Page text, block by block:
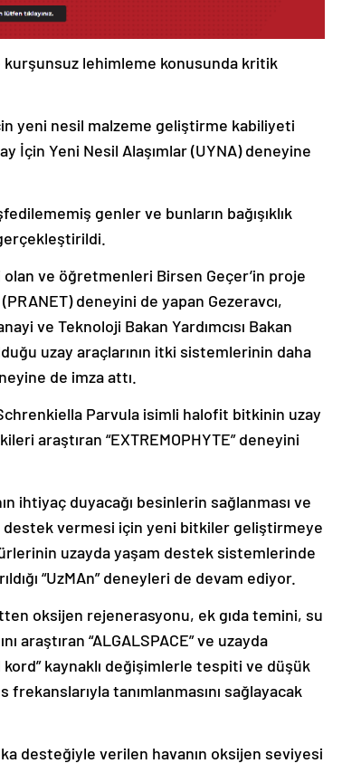
kurşunsuz lehimleme konusunda kritik
yeni nesil malzeme geliştirme kabiliyeti
İçin Yeni Nesil Alaşımlar (UYNA) deneyine
genler ve bunların bağışıklık
ve öğretmenleri Birsen Geçer’in proje
deneyini de yapan Gezeravcı,
ve Teknoloji Bakan Yardımcısı Bakan
uzay araçlarının itki sistemlerinin daha
de imza attı.
Parvula isimli halofit bitkinin uzay
araştıran “EXTREMOPHYTE” deneyini
ihtiyaç duyacağı besinlerin sağlanması ve
destek vermesi için yeni bitkiler geliştirmeye
uzayda yaşam destek sistemlerinde
“UzMAn” deneyleri de devam ediyor.
oksijen rejenerasyonu, ek gıda temini, su
araştıran “ALGALSPACE” ve uzayda
kaynaklı değişimlerle tespiti ve düşük
tanımlanmasını sağlayacak
desteğiyle verilen havanın oksijen seviyesi